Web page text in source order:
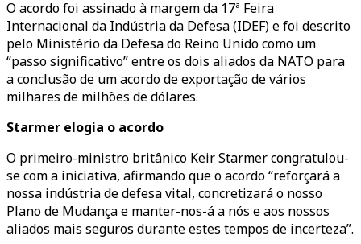
O acordo foi assinado à margem da 17ª Feira
Internacional da Indústria da Defesa (IDEF) e foi descrito
pelo Ministério da Defesa do Reino Unido como um
“passo significativo” entre os dois aliados da NATO para
a conclusão de um acordo de exportação de vários
milhares de milhões de dólares.
Starmer elogia o acordo
O primeiro-ministro britânico Keir Starmer congratulou-
se com a iniciativa, afirmando que o acordo “reforçará a
nossa indústria de defesa vital, concretizará o nosso
Plano de Mudança e manter-nos-á a nós e aos nossos
aliados mais seguros durante estes tempos de incerteza”.